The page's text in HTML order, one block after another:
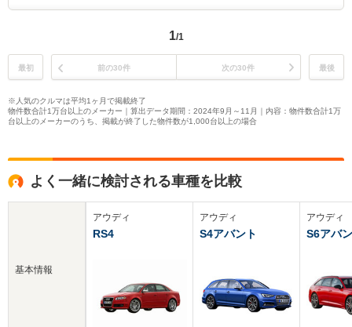
1/1
最初 前の30件 次の30件 最後
※人気のクルマは平均1ヶ月で掲載終了
物件数合計1万台以上のメーカー｜算出データ期間：2024年9月～11月｜内容：物件数合計1万
台以上のメーカーのうち、掲載が終了した物件数が1,000台以上の場合
よく一緒に検討される車種を比較
基本情報
アウディ
RS4
アウディ
S4アバント
アウディ
S6アバ